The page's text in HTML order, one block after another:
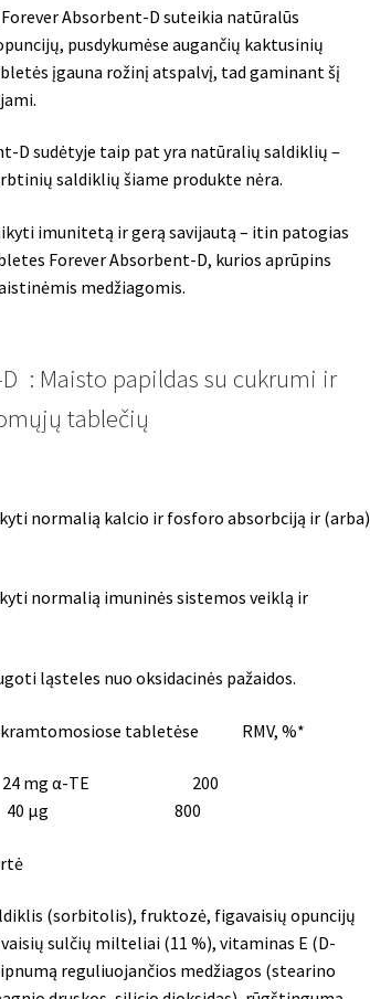
Absorbent-D suteikia natūralūs
pusdykumėse augančių kaktusinių
įgauna rožinį atspalvį, tad gaminant šį
D sudėtyje taip pat yra natūralių saldiklių –
saldiklių šiame produkte nėra.
imunitetą ir gerą savijautą – itin patogias
Forever Absorbent-D, kurios aprūpins
medžiagomis.
: Maisto papildas su cukrumi ir
tablečių
normalią kalcio ir fosforo absorbciją ir (arba)
normalią imuninės sistemos veiklą ir
ląsteles nuo oksidacinės pažaidos.
kramtomosiose tabletėse RMV, %*
mg α-TE 200
40 µg 800
(sorbitolis), fruktozė, figavaisių opuncijų
vaisių sulčių milteliai (11 %), vitaminas E (D-
reguliuojančios medžiagos (stearino